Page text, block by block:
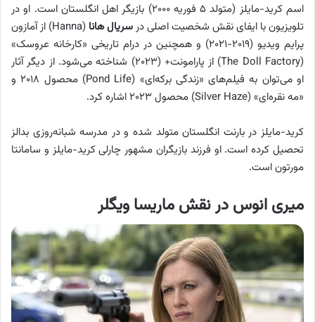
اسم کرید-مایلز (متولد ۵ فوریه ۲۰۰۰) بازیگر اهل انگلستان است. او در
تلویزیون با ایفای نقش شخصیت اصلی درسریال هانا
(Hanna) از آمازون
پرایم ویدیو (۲۰۱۹-۲۰۲۱) و همچنین در درام تاریخی «کارخانه عروسک»
(The Doll Factory) از پارامونت+ (۲۰۲۳) شناخته می‌شود. از دیگر آثار
او می‌توان به فیلم‌های «زندگی برکه‌ای» (Pond Life) محصول ۲۰۱۸ و
«مه نقره‌ای» (Silver Haze) محصول ۲۰۲۳ اشاره کرد.
کرید-مایلز در بارنت انگلستان متولد شده و در مدرسه شبانه‌روزی بدالز
تحصیل کرده است. او فرزند بازیگران مشهور چارلی کرید-مایلز و سامانتا
مورتون است.
میری انوس در نقش ماریسا ویگلر